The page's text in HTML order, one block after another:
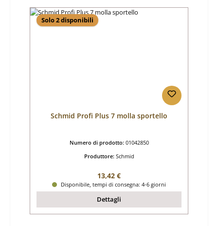
Solo 2 disponibili
Schmid Profi Plus 7 molla sportello
Numero di prodotto: 01042850
Produttore: Schmid
Prezzo normale:
13,42 €
Disponibile, tempi di consegna: 4-6 giorni
Dettagli